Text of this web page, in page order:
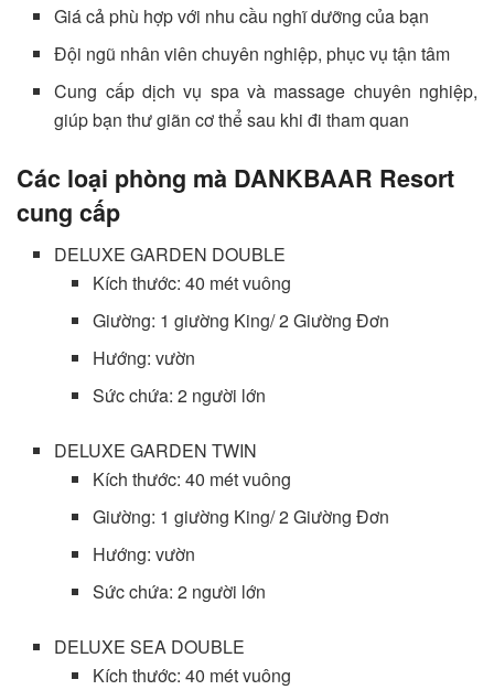
Giá cả phù hợp với nhu cầu nghĩ dưỡng của bạn
Đội ngũ nhân viên chuyên nghiệp, phục vụ tận tâm
Cung cấp dịch vụ spa và massage chuyên nghiệp,
giúp bạn thư giãn cơ thể sau khi đi tham quan
Các loại phòng mà DANKBAAR Resort
cung cấp
DELUXE GARDEN DOUBLE
Kích thước: 40 mét vuông
Giường: 1 giường King/ 2 Giường Đơn
Hướng: vườn
Sức chứa: 2 người lớn
DELUXE GARDEN TWIN
Kích thước: 40 mét vuông
Giường: 1 giường King/ 2 Giường Đơn
Hướng: vườn
Sức chứa: 2 người lớn
DELUXE SEA DOUBLE
Kích thước: 40 mét vuông